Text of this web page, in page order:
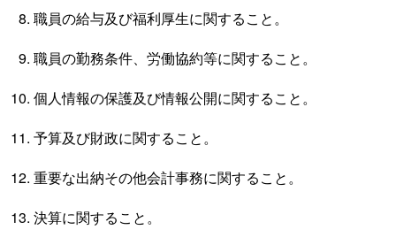
職員の給与及び福利厚生に関すること。
職員の勤務条件、労働協約等に関すること。
個人情報の保護及び情報公開に関すること。
予算及び財政に関すること。
重要な出納その他会計事務に関すること。
決算に関すること。